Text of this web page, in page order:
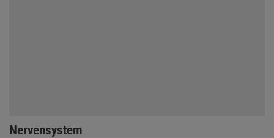
Nervensystem